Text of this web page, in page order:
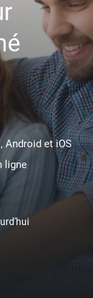
, Android et iOS
ligne